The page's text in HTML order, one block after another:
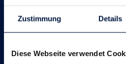
Zustimmung Details
Diese Webseite verwendet